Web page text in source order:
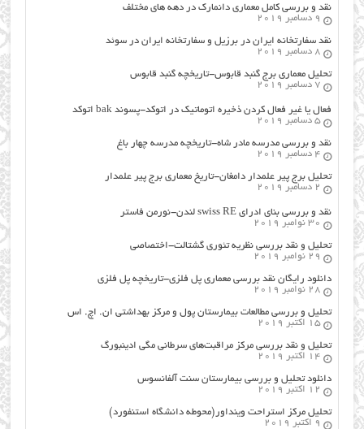
نقد و بررسی کامل معماری دانمارک در دهه های مختلف
9 دسامبر 2019
نقد سفارتخانه ایران در برزیل و سفارتخانه ایران در سوئد
8 دسامبر 2019
تحلیل معماری برج گنبد قابوس-تاریخچه گنبد قابوس
7 دسامبر 2019
فعال یا غیر فعال کردن ذخیره اتوماتیک در اتوکد-پسوند bak اتوکد
5 دسامبر 2019
نقد و بررسی مدرسه مادر شاه-تاریخچه مدرسه چهار باغ
4 دسامبر 2019
تحلیل برج پیر علمدار دامغان-تاریخ معماری برج پیر علمدار
2 دسامبر 2019
نقد و بررسی بنای ادرای swiss RE لندن-نورمن فاستر
30 نوامبر 2019
تحلیل و نقد بررسی نظریه تئوری گشتالت-اختصاصی
29 نوامبر 2019
دانلود رایگان نقد بررسی معماری پل فلزی-تاریخچه پل فلزی
28 نوامبر 2019
تحلیل و بررسی مطالعات بیمارستان پول و مرکز بهداشتی ان. اچ. اس
15 اکتبر 2019
تحلیل و نقد بررسی مرکز مراقبت‌های سرطانی مگی ادینبورگ
14 اکتبر 2019
دانلود تحلیل و بررسی بیمارستان سنت آلفانسوس
12 اکتبر 2019
تحلیل مرکز استراحت وینداور(محوطه دانشگاه استنفورد)
9 اکتبر 2019